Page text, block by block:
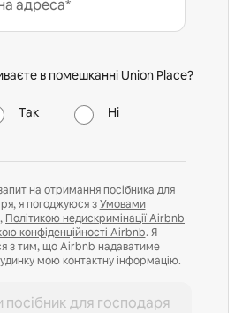
адреса*
в помешканні Union Place?
Так Ні
на отримання посібника для
я погоджуюся зУмовами
, Політикою недискримінації Airbnb
конфіденційності Airbnb. Я
з тим, що Airbnb надаватиме
мою контактну інформацію.
для господаря